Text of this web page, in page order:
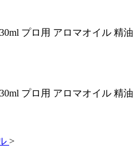
プロ用 アロマオイル 精
プロ用 アロマオイル 精
>